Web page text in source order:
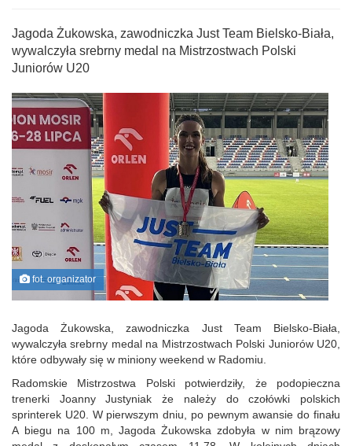
Jagoda Żukowska, zawodniczka Just Team Bielsko-Biała,
wywalczyła srebrny medal na Mistrzostwach Polski
Juniorów U20
fot. organizator
Jagoda Żukowska, zawodniczka Just Team Bielsko-Biała,
wywalczyła srebrny medal na Mistrzostwach Polski Juniorów U20,
które odbywały się w miniony weekend w Radomiu.
Radomskie Mistrzostwa Polski potwierdziły, że podopieczna
trenerki Joanny Justyniak że należy do czołówki polskich
sprinterek U20. W pierwszym dniu, po pewnym awansie do finału
A biegu na 100 m, Jagoda Żukowska zdobyła w nim brązowy